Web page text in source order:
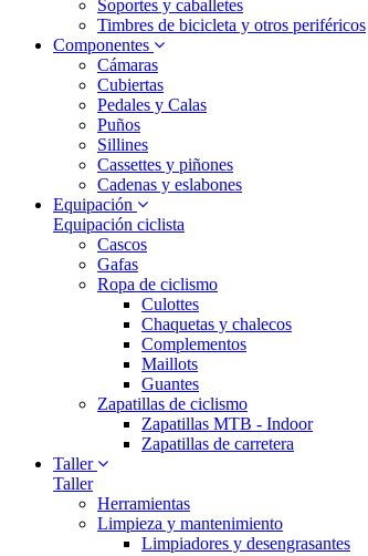
Soportes y caballetes
Timbres de bicicleta y otros periféricos
Componentes
Cámaras
Cubiertas
Pedales y Calas
Puños
Sillines
Cassettes y piñones
Cadenas y eslabones
Equipación
Equipación ciclista
Cascos
Gafas
Ropa de ciclismo
Culottes
Chaquetas y chalecos
Complementos
Maillots
Guantes
Zapatillas de ciclismo
Zapatillas MTB - Indoor
Zapatillas de carretera
Taller
Taller
Herramientas
Limpieza y mantenimiento
Limpiadores y desengrasantes